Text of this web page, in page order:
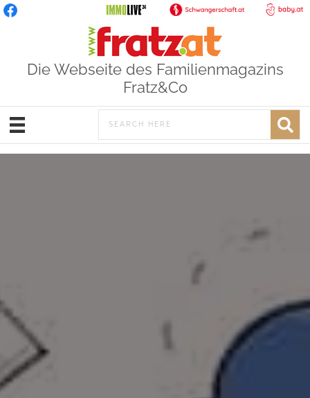
Die Webseite des Familienmagazins
Fratz&Co